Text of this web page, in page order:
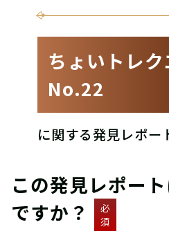
ちょいトレク
No.22
に関する発見レポー
この発見レポー
ですか？
必
須